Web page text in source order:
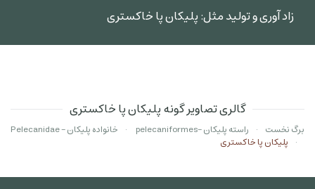
زاد آوری و تولید مثل: پلیکان پا خاکستری
گالری تصاویر گونه پلیکان پا خاکستری
برگ نخست راسته پلیکان -pelecaniformes
خانواده پلیکان - Pelecanidae
پلیکان پا خاکستری